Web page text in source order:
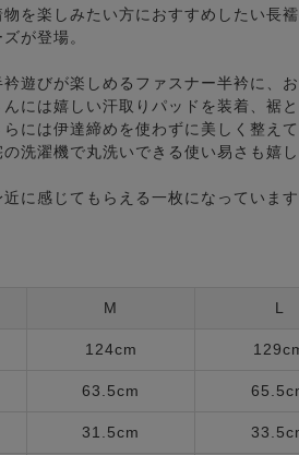
を楽しみたい方におすすめしたい長
が登場。
遊びが楽しめるファスナー半衿に、
には嬉しい汗取りパッドを装着、裾
には伊達締めを使わずに美しく整え
洗濯機で丸洗いできる使い易さも嬉し
に感じてもらえる一枚になっていま
M L
124cm
63.5cm
31.5cm